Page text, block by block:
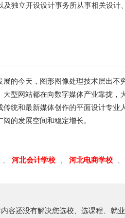
及独立开设设计事务所从事相关设计
展的今天，图形图像处理技术层出
大型网站都在向数字媒体产业靠拢
统和最新媒体创作的平面设计专
的发展空间和稳定增长。
、河北会计学校 、河北电商学校
容还没有解决您选校、选课程、就